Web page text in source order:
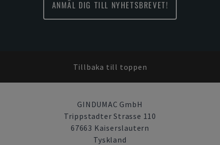
ANMÄL DIG TILL NYHETSBREVET!
Tillbaka till toppen
GINDUMAC GmbH
Trippstadter Strasse 110
67663 Kaiserslautern
Tyskland